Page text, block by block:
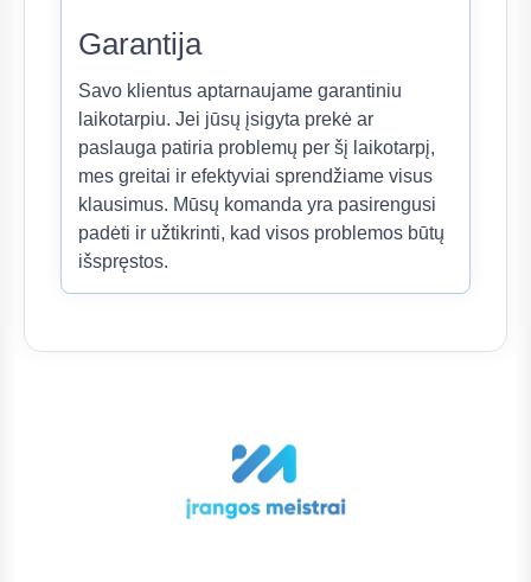
Garantija
Savo klientus aptarnaujame garantiniu
laikotarpiu. Jei jūsų įsigyta prekė ar
paslauga patiria problemų per šį laikotarpį,
mes greitai ir efektyviai sprendžiame visus
klausimus. Mūsų komanda yra pasirengusi
padėti ir užtikrinti, kad visos problemos būtų
išspręstos.